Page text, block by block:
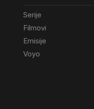
Serije
Filmovi
Emisije
Voyo